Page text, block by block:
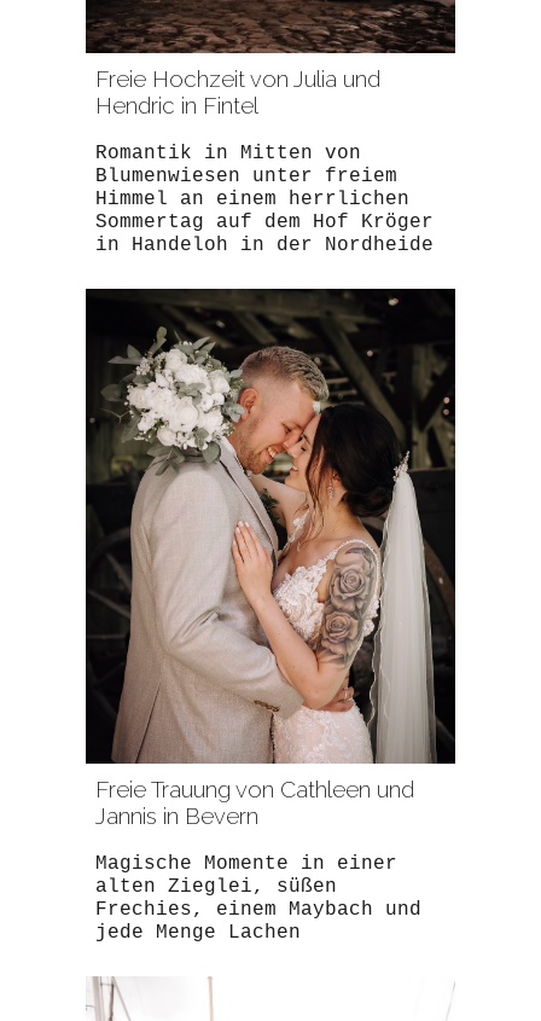
Freie Hochzeit von Julia und
Hendric in Fintel
Romantik in Mitten von
Blumenwiesen unter freiem
Himmel an einem herrlichen
Sommertag auf dem Hof Kröger
in Handeloh in der Nordheide
Freie Trauung von Cathleen und
Jannis in Bevern
Magische Momente in einer
alten Zieglei, süßen
Frechies, einem Maybach und
jede Menge Lachen